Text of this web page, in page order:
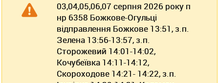
03,04,05,06,07 серпня 2026 року п
нр 6358 Божкове-Огульці
відправлення Божкове 13:51, з.п.
Зелена 13:56-13:57, з.п.
Сторожевий 14:01-14:02,
Кочубеївка 14:11-14:12,
Скороходове 14:21- 14:22, з.п.